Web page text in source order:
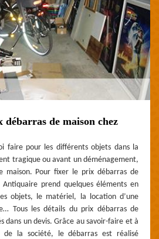
de maison chez
faire pour les différents objets dans la
tragique ou avant un déménagement,
maison. Pour fixer le prix débarras de
prend quelques éléments en
objets, le matériel, la location d’une
Tous les détails du prix débarras de
dans un devis. Grâce au savoir-faire et à
de la société, le débarras est réalisé